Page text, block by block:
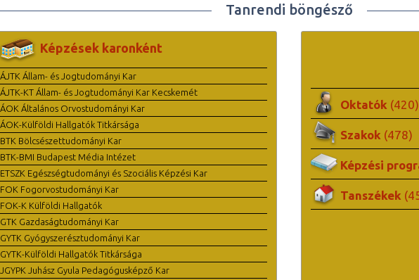
Tanrendi böngésző
Képzések karonként
ÁJTK Állam- és Jogtudományi Kar
ÁJTK-KT Állam- és Jogtudományi Kar Kecskemét
ÁOK Általános Orvostudományi Kar
ÁOK-Külföldi Hallgatók Titkársága
BTK Bölcsészettudományi Kar
BTK-BMI Budapest Média Intézet
ETSZK Egészségtudományi és Szociális Képzési Kar
FOK Fogorvostudományi Kar
FOK-K Külföldi Hallgatók
GTK Gazdaságtudományi Kar
GYTK Gyógyszerésztudományi Kar
GYTK-Külföldi Hallgatók Titkársága
JGYPK Juhász Gyula Pedagógusképző Kar
Oktatók (420)
Szakok (478)
Képzési
Tanszékek